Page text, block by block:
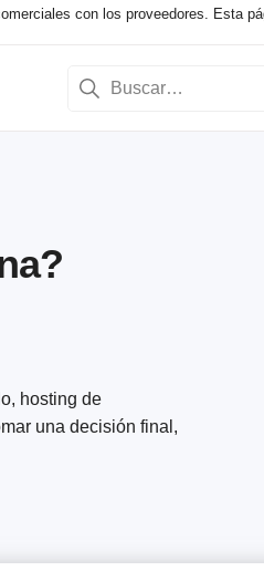
con los proveedores. Esta
hosting de
una decisión final,